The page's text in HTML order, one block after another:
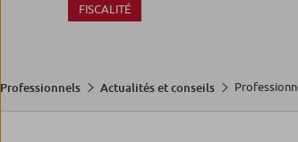
FISCALITÉ
Professionnels Actualités et conseils